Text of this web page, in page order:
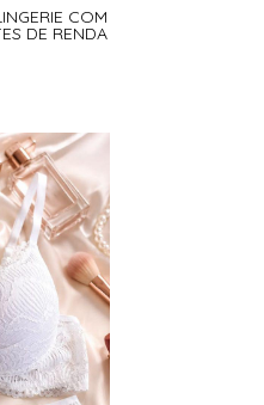
COM
DE RENDA